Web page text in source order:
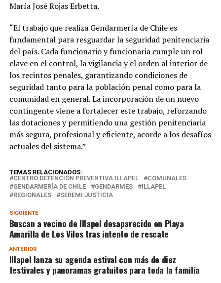
María José Rojas Erbetta.
“El trabajo que realiza Gendarmería de Chile es
fundamental para resguardar la seguridad penitenciaria
del país. Cada funcionario y funcionaria cumple un rol
clave en el control, la vigilancia y el orden al interior de
los recintos penales, garantizando condiciones de
seguridad tanto para la población penal como para la
comunidad en general. La incorporación de un nuevo
contingente viene a fortalecer este trabajo, reforzando
las dotaciones y permitiendo una gestión penitenciaria
más segura, profesional y eficiente, acorde a los desafíos
actuales del sistema.”
TEMAS RELACIONADOS:
CENTRO DETENCIÓN PREVENTIVA ILLAPEL
COMUNALES
GENDARMERÍA DE CHILE
GENDARMES
ILLAPEL
REGIONALES
SEREMI JUSTICIA
SIGUIENTE
Buscan a vecino de Illapel desaparecido en Playa
Amarilla de Los Vilos tras intento de rescate
ANTERIOR
Illapel lanza su agenda estival con más de diez
festivales y panoramas gratuitos para toda la familia